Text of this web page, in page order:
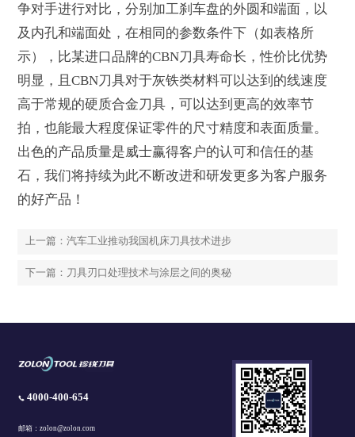
争对手进行对比，分别加工刹车盘的外圆和端面，以
及内孔和端面处，在相同的参数条件下（如表格所
示），比某进口品牌的CBN刀具寿命长，性价比优势
明显，且CBN刀具对于灰铁类材料可以达到的线速度
高于常规的硬质合金刀具，可以达到更高的效率节
拍，也能最大程度保证零件的尺寸精度和表面质量。
出色的产品质量是威士赢得客户的认可和信任的基
石，我们将持续为此不断改进和研发更多为客户服务
的好产品！
上一篇：汽车工业推动我国机床刀具技术进步
下一篇：刀具刃口处理技术与涂层之间的奥秘
4000-400-654
邮箱：zolon@zolon.com